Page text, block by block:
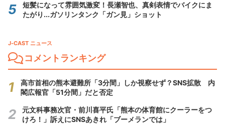
短髪になって雰囲気激変！長瀬智也、真剣表情でバイクにま
たがり...ガソリンタンク「ガン見」ショット
J-CAST ニュース
コメントランキング
高市首相の熊本避難所「3分間」しか視察せず？SNS拡散 内
閣広報官「51分間」だと否定
元文科事務次官・前川喜平氏「熊本の体育館にクーラーをつ
けろ！」訴えにSNSあきれ「ブーメランでは」